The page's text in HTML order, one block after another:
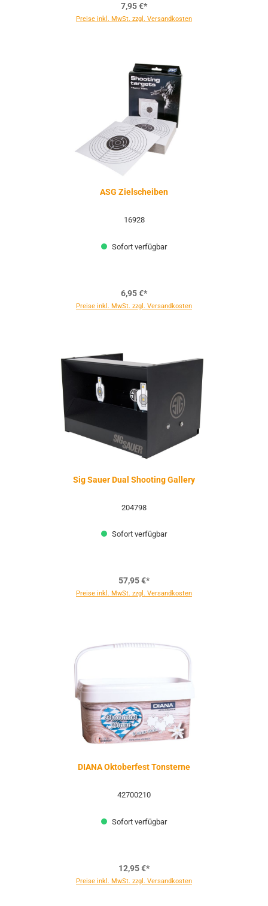
7,95 €*
Preise inkl. MwSt. zzgl. Versandkosten
ASG Zielscheiben
16928
Sofort verfügbar
6,95 €*
Preise inkl. MwSt. zzgl. Versandkosten
Sig Sauer Dual Shooting Gallery
204798
Sofort verfügbar
57,95 €*
Preise inkl. MwSt. zzgl. Versandkosten
DIANA Oktoberfest Tonsterne
42700210
Sofort verfügbar
12,95 €*
Preise inkl. MwSt. zzgl. Versandkosten